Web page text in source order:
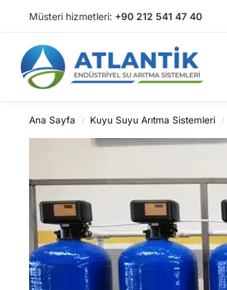
Müsteri hizmetleri: +90 212 541 47 40
Arama
Ana Sayfa / Kuyu Suyu Arıtma Sistemleri /